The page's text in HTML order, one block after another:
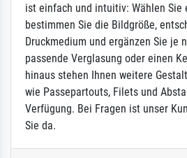
ist einfach und intuitiv: Wählen Sie
bestimmen Sie die Bildgröße,
Druckmedium und ergänzen Sie je
passende Verglasung oder einen
hinaus stehen Ihnen weitere
wie Passepartouts, Filets und
Verfügung. Bei Fragen ist unser
Sie da.